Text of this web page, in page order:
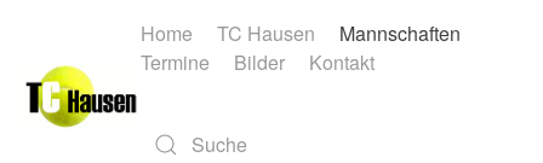
Skip to main content
Home TC Hausen
Mannschaften
Termine
Bilder Kontakt